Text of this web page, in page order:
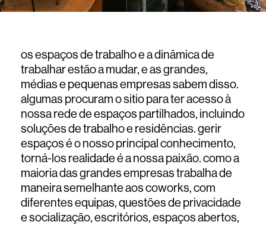
os espaços de trabalho e a dinâmica de
trabalhar estão a mudar, e as grandes,
médias e pequenas empresas sabem disso.
algumas procuram o sitio para ter acesso à
nossa rede de espaços partilhados, incluindo
soluções de trabalho e residências. gerir
espaços é o nosso principal conhecimento,
torná-los realidade é a nossa paixão. como a
maioria das grandes empresas trabalha de
maneira semelhante aos coworks, com
diferentes equipas, questões de privacidade
e socialização, escritórios, espaços abertos,